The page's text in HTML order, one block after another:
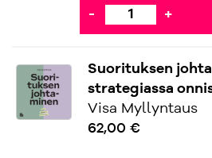
- +
Suorituksen
strategiassa
Visa Myllyntaus
62,00 €